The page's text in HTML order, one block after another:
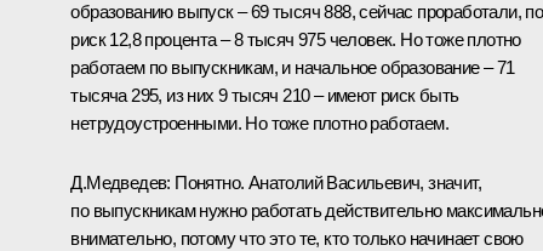
образованию выпуск – 69 тысяч 888, сейчас проработали,
риск 12,8 процента – 8 тысяч 975 человек. Но тоже плотно
работаем по выпускникам, и начальное образование – 71
тысяча 295, из них 9 тысяч 210 – имеют риск быть
нетрудоустроенными. Но тоже плотно работаем.
Д.Медведев: Понятно. Анатолий Васильевич, значит,
по выпускникам нужно работать действительно
внимательно, потому что это те, кто только начинает свою